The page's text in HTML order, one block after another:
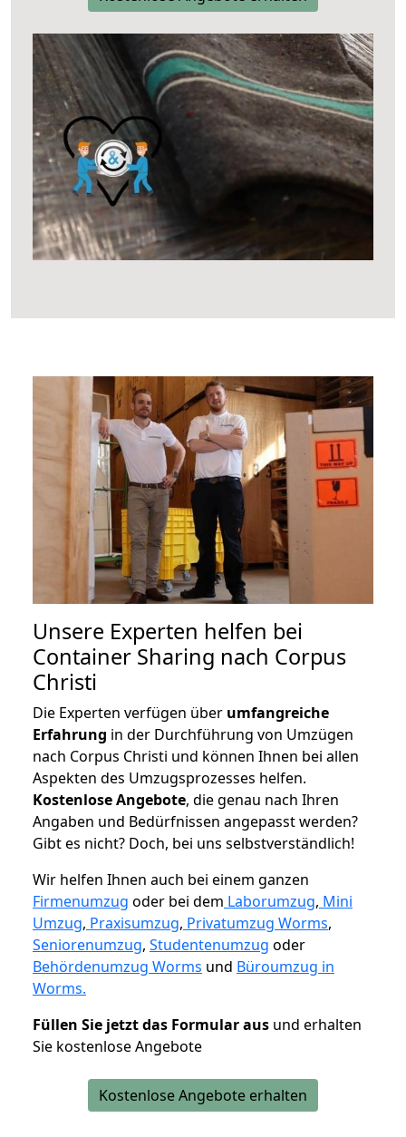
Unsere Experten helfen bei
Container Sharing nach Corpus
Christi
Die Experten verfügen über umfangreiche
Erfahrung in der Durchführung von Umzügen
nach Corpus Christi und können Ihnen bei allen
Aspekten des Umzugsprozesses helfen.
Kostenlose Angebote, die genau nach Ihren
Angaben und Bedürfnissen angepasst werden?
Gibt es nicht? Doch, bei uns selbstverständlich!
Wir helfen Ihnen auch bei einem ganzen
Firmenumzug oder bei dem Laborumzug, Mini
Umzug, Praxisumzug, Privatumzug Worms,
Seniorenumzug, Studentenumzug oder
Behördenumzug Worms und Büroumzug in
Worms.
Füllen Sie jetzt das Formular aus und erhalten
Sie kostenlose Angebote
Kostenlose Angebote erhalten